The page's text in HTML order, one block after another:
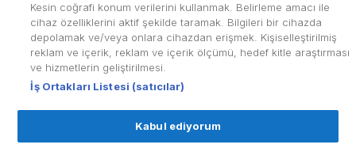
Kullanım Koşulları
Üyelik Sözleşmesi
Kvkk Politikası
Kesin coğrafi konum verilerini kullanmak. Belirleme amacı ile
cihaz özelliklerini aktif şekilde taramak. Bilgileri bir cihazda
depolamak ve/veya onlara cihazdan erişmek. Kişiselleştirilmiş
reklam ve içerik, reklam ve içerik ölçümü, hedef kitle araştırması
ve hizmetlerin geliştirilmesi.
İş Ortakları Listesi (satıcılar)
Kabul ediyorum